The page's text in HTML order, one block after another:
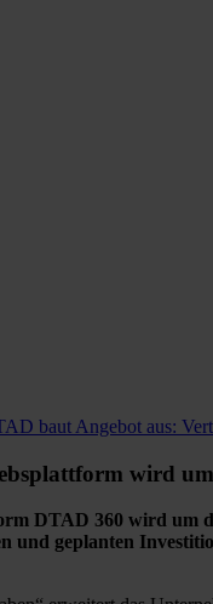
baut Angebot aus:
wird
DTAD 360 wird um
und geplanten